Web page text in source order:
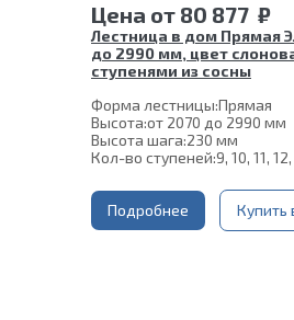
Цена от 80 877 ₽
Лестница в дом Прямая
до 2990 мм, цвет
ступенями из сосны
Форма лестницы:Прямая
Высота:от 2070 до 2990 мм
Высота шага:230 мм
Кол-во ступеней:9, 10, 11,
Угол наклона:45°
Глубина ступени:
300 мм
Материал каркаса:Сталь
Подробнее Купить